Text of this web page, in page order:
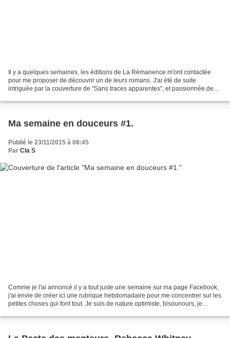
Il y a quelques semaines, les éditions de La Rémanence m'ont contactée
pour me proposer de découvrir un de leurs romans. J'ai été de suite
intriguée par la couverture de "Sans traces apparentes", et passionnée de
Ma semaine en douceurs #1.
Publié le 23/11/2015 à 08:45
Par Cla S
Comme je l'ai annoncé il y a tout juste une semaine sur ma page Facebook,
j'ai envie de créer ici une rubrique hebdomadaire pour me concentrer sur les
petites choses qui font tout. Je suis de nature optimiste, bisounours, je